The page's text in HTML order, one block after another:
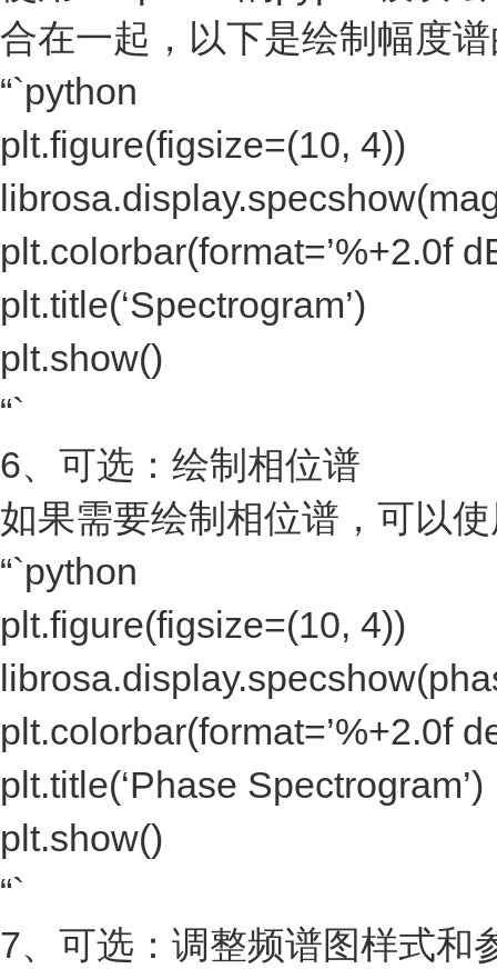
合在一起，以下是绘制幅度
“`python
plt.figure(figsize=(10, 4))
plt.colorbar(format=’%+2.0f
plt.title(‘Spectrogram’)
plt.show()
“`
6、可选：绘制相位谱
如果需要绘制相位谱，可以
“`python
plt.figure(figsize=(10, 4))
plt.colorbar(format=’%+2.0f
plt.title(‘Phase Spectrogram’)
plt.show()
“`
7、可选：调整频谱图样式和